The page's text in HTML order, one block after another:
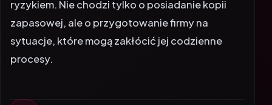
zapasowej, ale o przygotowanie firmy na
sytuacje, które mogą zakłócić jej codzienne
procesy.